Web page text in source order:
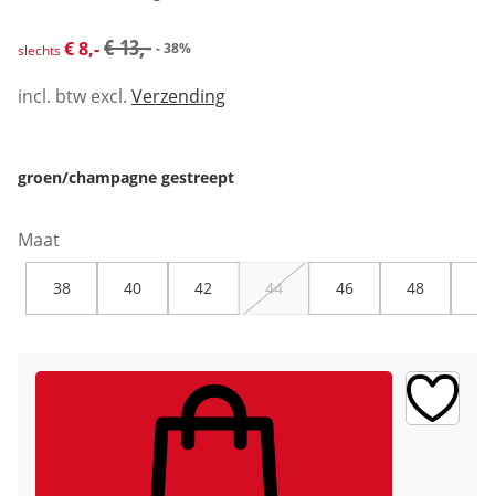
kortingsprijs: € 8,-, vorige prijs: € 13,-
slechts€ 8,-€ 13,- - 38%
incl. btw excl. Verzending
groen/champagne gestreept
Maat
38 40 42 44 46 48